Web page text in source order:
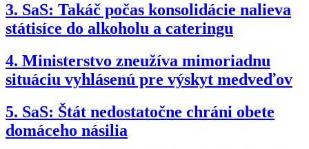
3. SaS: Takáč počas konsolidácie nalieva
státisíce do alkoholu a cateringu
4. Ministerstvo zneužíva mimoriadnu
situáciu vyhlásenú pre výskyt medveďov
5. SaS: Štát nedostatočne chráni obete
domáceho násilia